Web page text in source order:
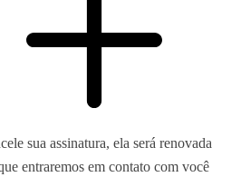
sua assinatura, ela será renovada
entraremos em contato com você